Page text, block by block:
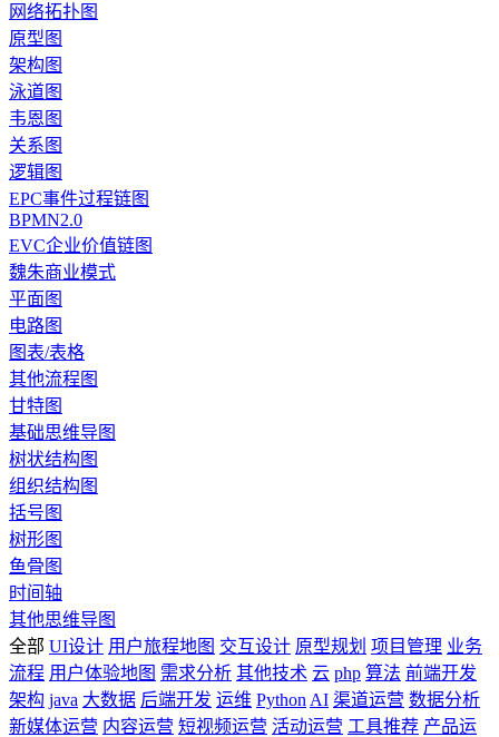
网络拓扑图
原型图
架构图
泳道图
韦恩图
关系图
逻辑图
EPC事件过程链图
BPMN2.0
EVC企业价值链图
魏朱商业模式
平面图
电路图
图表/表格
其他流程图
甘特图
基础思维导图
树状结构图
组织结构图
括号图
树形图
鱼骨图
时间轴
其他思维导图
全部 UI设计 用户旅程地图 交互设计 原型规划 项目管理 业务
流程 用户体验地图 需求分析 其他技术 云 php 算法 前端开发
架构 java 大数据 后端开发 运维 Python AI 渠道运营 数据分析
新媒体运营 内容运营 短视频运营 活动运营 工具推荐 产品运